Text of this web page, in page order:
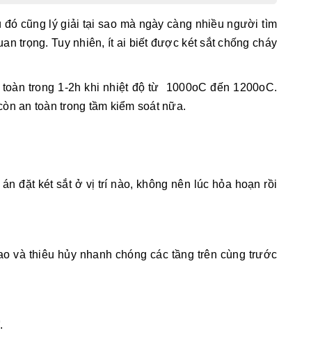
cũng lý giải tại sao mà ngày càng nhiều người tìm
trọng. Tuy nhiên, ít ai biết được két sắt chống cháy
trong 1-2h khi nhiệt độ từ 1000oC đến 1200oC.
an toàn trong tầm kiểm soát nữa.
đặt két sắt ở vị trí nào, không nên lúc hỏa hoạn rồi
và thiêu hủy nhanh chóng các tầng trên cùng trước